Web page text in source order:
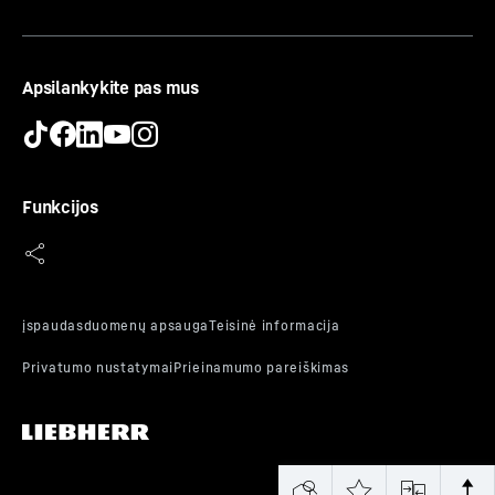
tamsios virtuvės dizainu. Dėl specialios dangos nuo
atspaudams – todėl graži išvaizda išlieka net
Apsilankykite pas mus
Funkcijos